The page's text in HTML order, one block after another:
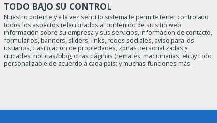
TODO BAJO SU CONTROL
Nuestro potente y a la vez sencillo sistema le permite tener controlado
todos los aspectos relacionados al contenido de su sitio web:
información sobre su empresa y sus servicios, información de contacto,
formularios, banners, sliders, links, redes socliales, aviso para los
usuarios, clasificación de propiedades, zonas personalizadas y
ciudades, noticias/blog, otras páginas (remates, maquinarias, etc.)y todo
personalizable de acuerdo a cada país; y muchas funciones más.